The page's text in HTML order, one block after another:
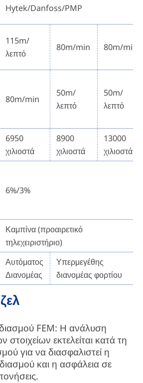
Hytek/Danfoss/PMP
115m/
λεπτό
80m/min 80m/min
80m/min
50m/
λεπτό
50m/
λεπτό
6950
χιλιοστά
8900
χιλιοστά
13000
χιλιοστά
6%/3%
Καμπίνα (προαιρετικό
τηλεχειριστήριο)
Αυτόματος
Διανομέας
Υπερμεγέθης
διανομέας φορτίου
FEM: Η ανάλυση
εκτελείται κατά τη
για να διασφαλιστεί η
και η ασφάλεια σε